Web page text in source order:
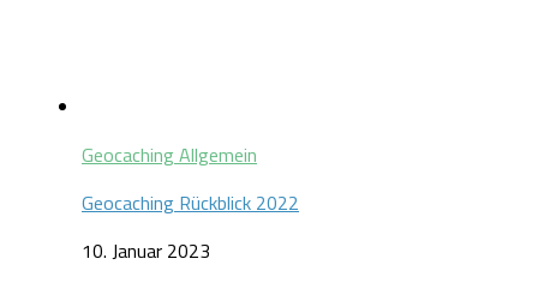
Geocaching Allgemein
Geocaching Rückblick 2022
10. Januar 2023